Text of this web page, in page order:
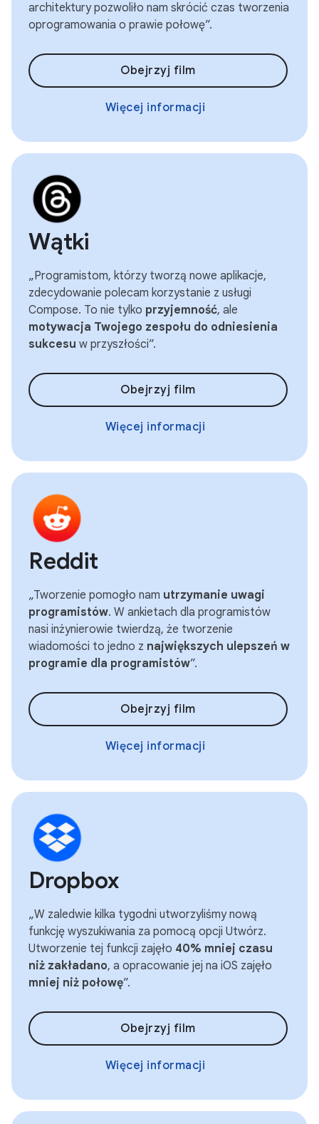
architektury pozwoliło nam skrócić czas tworzenia
oprogramowania o prawie połowę”.
Obejrzyj film
Więcej informacji
Wątki
„Programistom, którzy tworzą nowe aplikacje,
zdecydowanie polecam korzystanie z usługi
Compose. To nie tylko przyjemność, ale
motywacja Twojego zespołu do odniesienia
sukcesu w przyszłości”.
Obejrzyj film
Więcej informacji
Reddit
„Tworzenie pomogło nam utrzymanie uwagi
programistów. W ankietach dla programistów
nasi inżynierowie twierdzą, że tworzenie
wiadomości to jedno z największych ulepszeń w
programie dla programistów”.
Obejrzyj film
Więcej informacji
Dropbox
„W zaledwie kilka tygodni utworzyliśmy nową
funkcję wyszukiwania za pomocą opcji Utwórz.
Utworzenie tej funkcji zajęło 40% mniej czasu
niż zakładano, a opracowanie jej na iOS zajęło
mniej niż połowę”.
Obejrzyj film
Więcej informacji